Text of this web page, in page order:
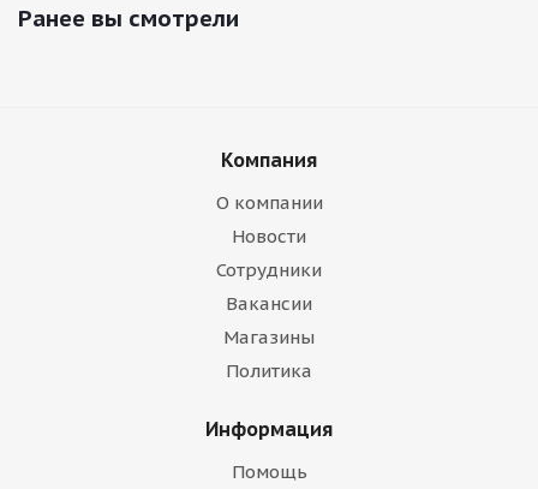
Ранее вы смотрели
Компания
О компании
Новости
Сотрудники
Вакансии
Магазины
Политика
Информация
Помощь